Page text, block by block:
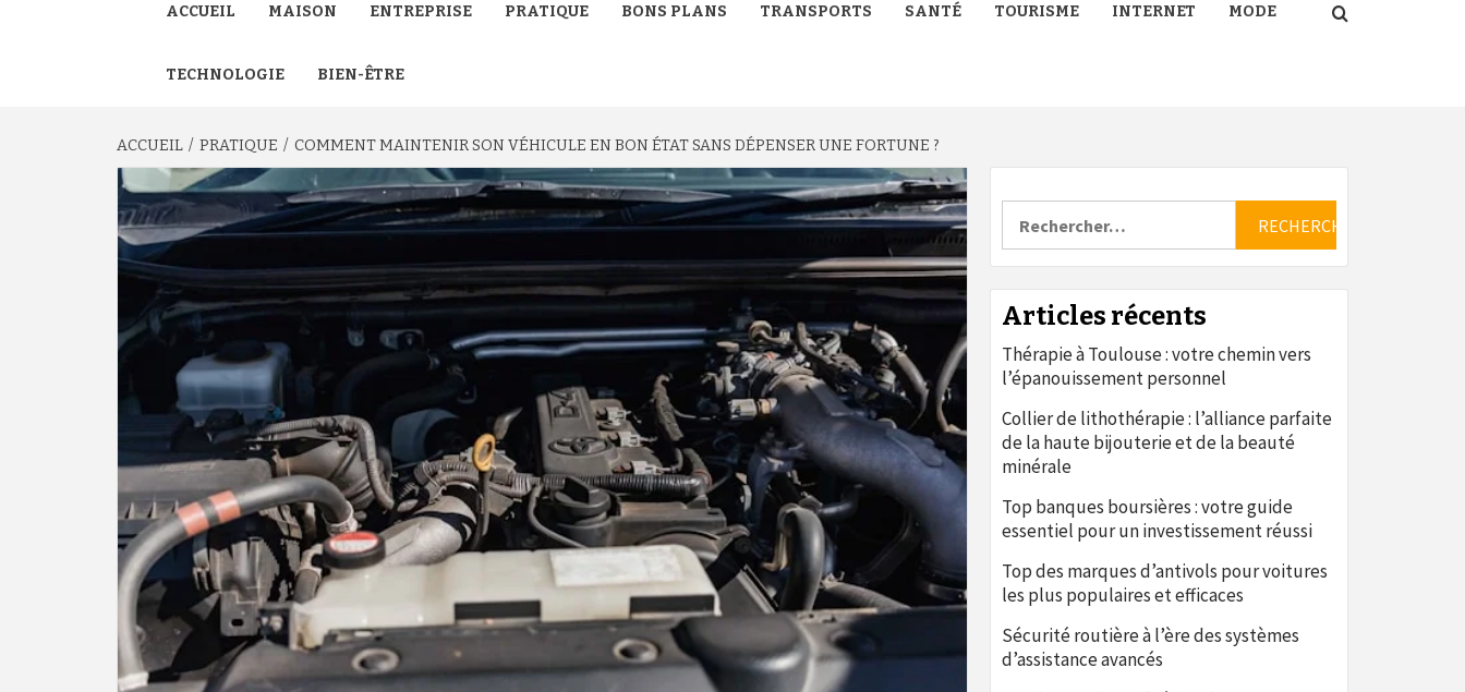
ACCUEIL MAISON ENTREPRISE PRATIQUE BONS PLANS TRANSPORTS SANTÉ TOURISME INTERNET MODE
TECHNOLOGIE BIEN-ÊTRE
ACCUEIL PRATIQUE COMMENT MAINTENIR SON VÉHICULE EN BON ÉTAT SANS DÉPENSER UNE FORTUNE ?
Articles récents
Thérapie à Toulouse : votre chemin vers
l’épanouissement personnel
Collier de lithothérapie : l’alliance parfaite
de la haute bijouterie et de la beauté
minérale
Top banques boursières : votre guide
essentiel pour un investissement réussi
Top des marques d’antivols pour voitures
les plus populaires et efficaces
Sécurité routière à l’ère des systèmes
d’assistance avancés